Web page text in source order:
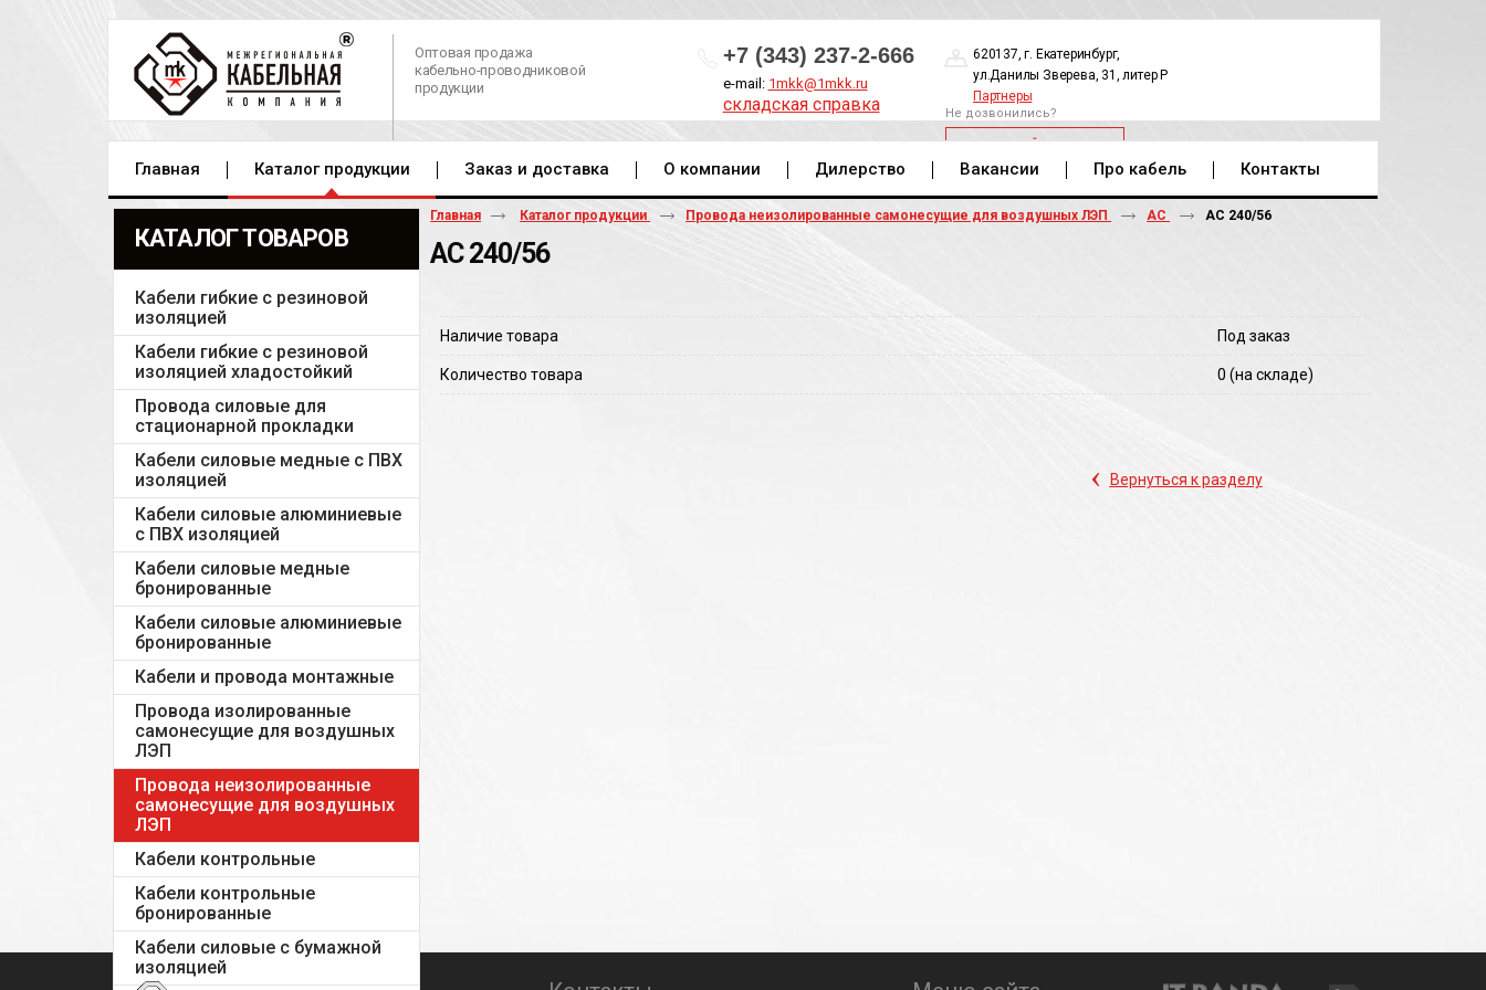
Оптовая продажа
кабельно-проводниковой
продукции
+7 (343) 237-2-666
e-mail: 1mkk@1mkk.ru
складская справка
620137, г. Екатеринбург,
ул.Данилы Зверева, 31, литер Р
Партнеры
Не дозвонились?
ОБРАТНЫЙ ЗВОНОК
Главная Каталог продукции Заказ и доставка О компании Дилерство Вакансии Про кабель Контакты
КАТАЛОГ ТОВАРОВ
Кабели гибкие с резиновой
изоляцией
Кабели гибкие с резиновой
изоляцией хладостойкий
Провода силовые для
стационарной прокладки
Кабели силовые медные с ПВХ
изоляцией
Кабели силовые алюминиевые
с ПВХ изоляцией
Кабели силовые медные
бронированные
Кабели силовые алюминиевые
бронированные
Кабели и провода монтажные
Провода изолированные
самонесущие для воздушных
ЛЭП
Провода неизолированные
самонесущие для воздушных
ЛЭП
Кабели контрольные
Кабели контрольные
бронированные
Кабели силовые с бумажной
изоляцией
Главная Каталог продукции Провода неизолированные самонесущие для воздушных ЛЭП АС АС 240/56
АС 240/56
Наличие товара Под заказ
Количество товара 0 (на складе)
‹ Вернуться к разделу